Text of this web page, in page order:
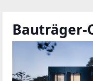
Bauträger-